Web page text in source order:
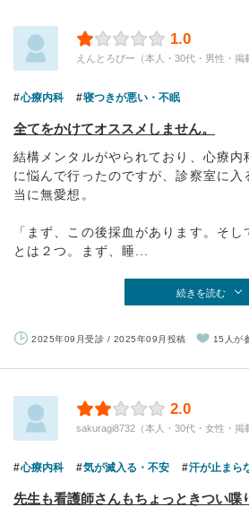
1.0
えんとろぴー（本人・30代・男性・掲
心療内科 寝つきが悪い・不眠
全てをかけてオススメしません。
結構メンタルがやられており、心療内
に悩んで行ったのですが、診察室に入
当に無愛想。
「まず、この後採血があります。そし
とは２つ。まず、睡...
続きを読む
2025年09月受診 / 2025年09月投稿 15人が
2.0
sakuragi8732（本人・30代・女性・掲
心療内科 気が滅入る・不安 汗が止まら
先生も看護師さんもちょっときつい喋